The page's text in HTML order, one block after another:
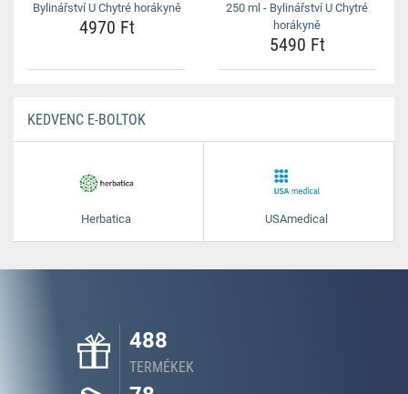
Bylinářství U Chytré horákyně
4970 Ft
250 ml - Bylinářství U Chytré
horákyně
5490 Ft
KEDVENC E-BOLTOK
Herbatica USAmedical
488
TERMÉKEK